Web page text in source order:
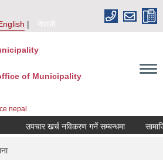
नेपाली
of Municipality
nepal
उपचार खर्च नविकरण गर्ने सम्बन्धमा